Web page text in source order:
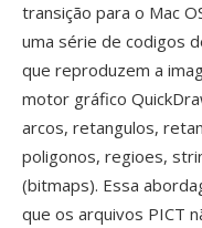
transição para o Mac
uma série de codigos
que reproduzem a
motor gráfico
arcos, retangulos,
poligonos, regioes,
(bitmaps). Essa
que os arquivos PICT